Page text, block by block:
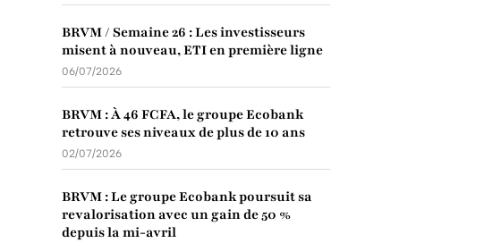
BRVM / Semaine 26 : Les investisseurs
misent à nouveau, ETI en première ligne
06/07/2026
BRVM : À 46 FCFA, le groupe Ecobank
retrouve ses niveaux de plus de 10 ans
02/07/2026
BRVM : Le groupe Ecobank poursuit sa
revalorisation avec un gain de 50 %
depuis la mi-avril